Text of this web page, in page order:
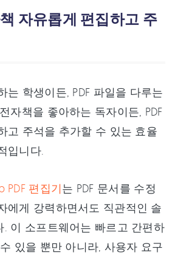
자유롭게 편집하고 주
는 학생이든, PDF 파일을 다루는
자책을 좋아하는 독자이든, PDF
고 주석을 추가할 수 있는 효율
입니다.
PDF 편집기는 PDF 문서를 수정
에게 강력하면서도 직관적인 솔
. 이 소프트웨어는 빠르고 간편하
있을 뿐만 아니라, 사용자 요구